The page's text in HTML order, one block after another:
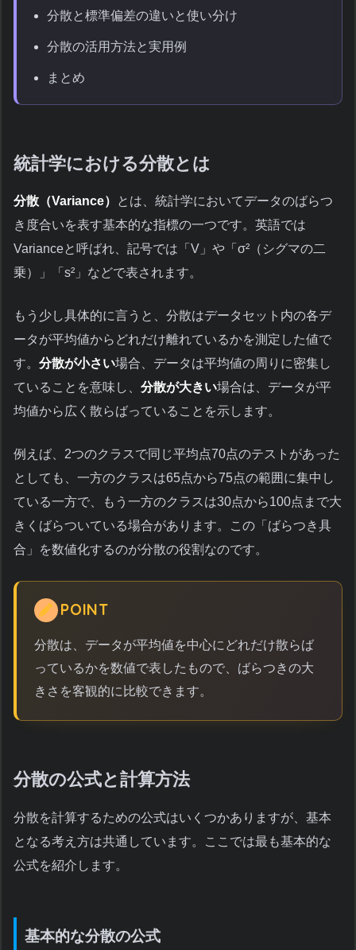
分散と標準偏差の違いと使い分け
分散の活用方法と実用例
まとめ
統計学における分散とは
分散（Variance）
とは、統計学においてデータのばらつ
き度合いを表す基本的な指標の一つです。英語では
Varianceと呼ばれ、記号では「V」や「σ²（シグマの二
乗）」「s²」などで表されます。
もう少し具体的に言うと、分散はデータセット内の各デ
ータが平均値からどれだけ離れているかを測定した値で
す。 分散が小さい場合、データは平均値の周りに密集し
ていることを意味し、 分散が大きい場合は、データが平
均値から広く散らばっていることを示します。
例えば、2つのクラスで同じ平均点70点のテストがあった
としても、一方のクラスは65点から75点の範囲に集中し
ている一方で、もう一方のクラスは30点から100点まで大
きくばらついている場合があります。この「ばらつき具
合」を数値化するのが分散の役割なのです。
POINT
分散は、データが平均値を中心にどれだけ散らば
っているかを数値で表したもので、ばらつきの大
きさを客観的に比較できます。
分散の公式と計算方法
分散を計算するための公式はいくつかありますが、基本
となる考え方は共通しています。ここでは最も基本的な
公式を紹介します。
基本的な分散の公式